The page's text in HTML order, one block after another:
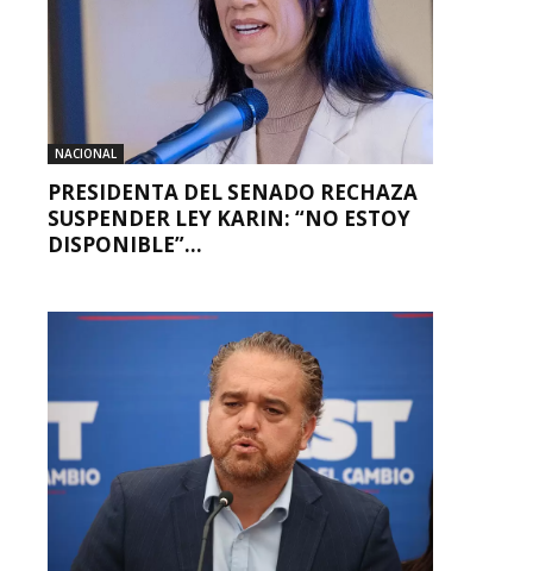
NACIONAL
PRESIDENTA DEL SENADO RECHAZA
SUSPENDER LEY KARIN: “NO ESTOY
DISPONIBLE”...